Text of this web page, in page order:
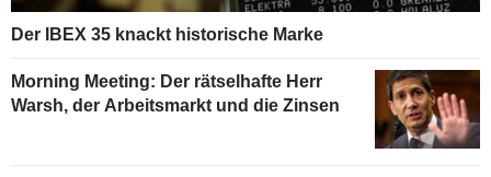
Der IBEX 35 knackt historische Marke
Morning Meeting: Der rätselhafte Herr
Warsh, der Arbeitsmarkt und die Zinsen